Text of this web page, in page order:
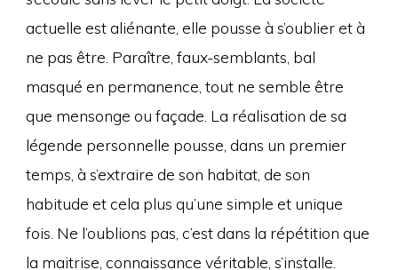
actuelle est aliénante, elle pousse à s’oublier et à
ne pas être. Paraître, faux-semblants, bal
masqué en permanence, tout ne semble être
que mensonge ou façade. La réalisation de sa
légende personnelle pousse, dans un premier
temps, à s’extraire de son habitat, de son
habitude et cela plus qu’une simple et unique
fois. Ne l’oublions pas, c’est dans la répétition que
la maitrise, connaissance véritable, s’installe.